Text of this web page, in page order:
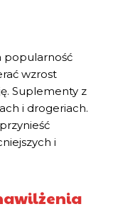
popularność
wzrost
Suplementy z
i drogeriach.
i